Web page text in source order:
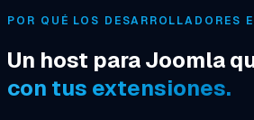
POR QUÉ LOS DESARROLLADORES
Un host para Joomla
con tus extensiones.